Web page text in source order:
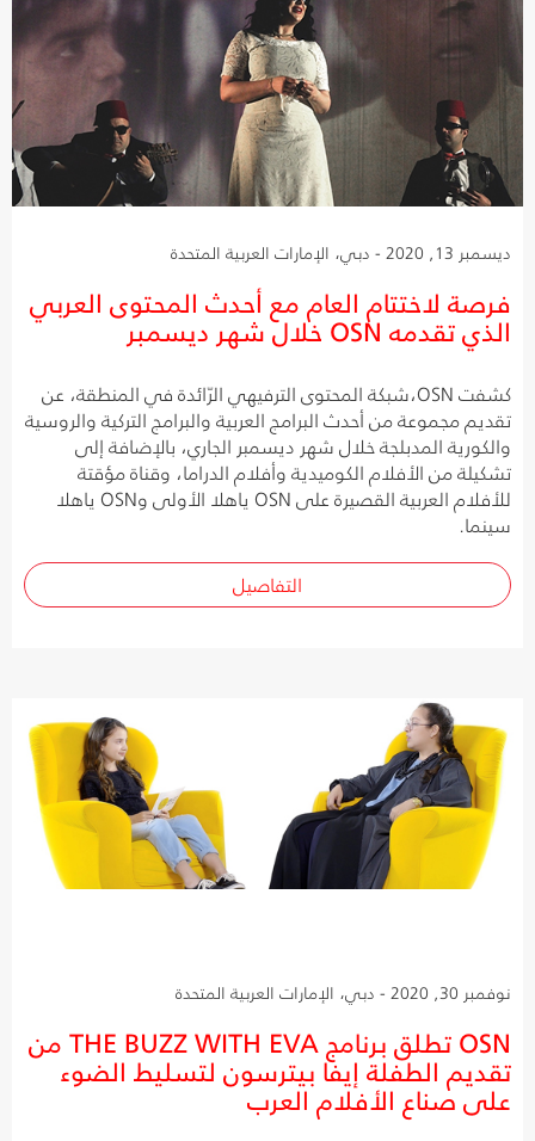
ديسمبر 13, 2020 - دبي، الإمارات العربية المتحدة
فرصة لاختتام العام مع أحدث المحتوى العربي
الذي تقدمه OSN خلال شهر ديسمبر
كشفت OSN،شبكة المحتوى الترفيهي الرّائدة في المنطقة، عن
تقديم مجموعة من أحدث البرامج العربية والبرامج التركية والروسية
والكورية المدبلجة خلال شهر ديسمبر الجاري، بالإضافة إلى
تشكيلة من الأفلام الكوميدية وأفلام الدراما، وقناة مؤقتة
للأفلام العربية القصيرة على OSN ياهلا الأولى وOSN ياهلا
سينما.
التفاصيل
نوفمبر 30, 2020 - دبي، الإمارات العربية المتحدة
OSN تطلق برنامج THE BUZZ WITH EVA من
تقديم الطفلة إيفا بيترسون لتسليط الضوء
على صناع الأفلام العرب